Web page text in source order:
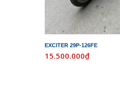
EXCITER 29P-126FE
15.500.000₫